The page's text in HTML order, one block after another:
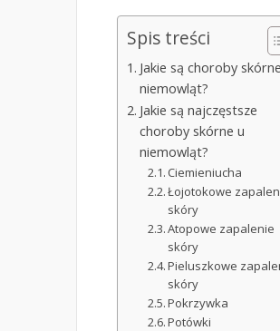
Spis treści
Jakie są choroby
niemowląt?
Jakie są najczęstsze
choroby skórne u
niemowląt?
Ciemieniucha
Łojotokowe
skóry
Atopowe zapalenie
skóry
Pieluszkowe
skóry
Pokrzywka
Potówki